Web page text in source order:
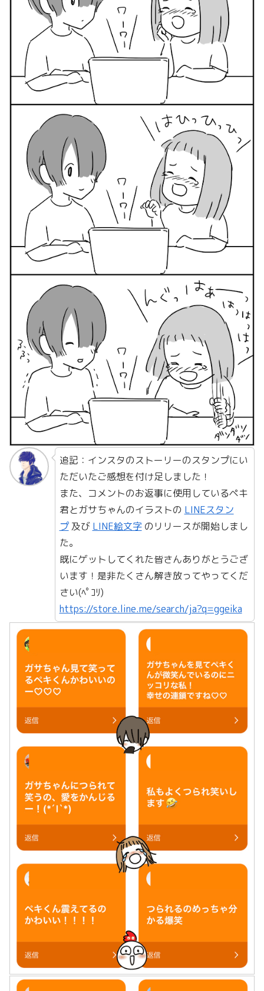
追記：インスタのストーリーのスタンプにい
ただいたご感想を付け足しました！
また、コメントのお返事に使用しているペキ
君とガサちゃんのイラストの LINEスタン
プ及び LINE絵文字のリリースが開始しまし
た。
既にゲットしてくれた皆さんありがとうござ
います！是非たくさん解き放ってやってくだ
さい(ﾍﾟｺﾘ)
https://store.line.me/search/ja?q=ggeika